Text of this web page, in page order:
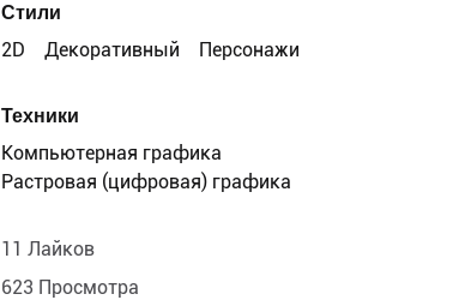
Стили
2D
Декоративный Персонажи
Техники
Компьютерная графика
Растровая (цифровая) графика
11 Лайков
623 Просмотра